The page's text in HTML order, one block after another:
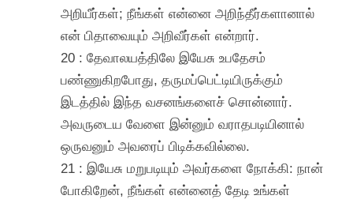
அறியீர்கள்; நீங்கள் என்னை அறிந்தீர்களானால்
என் பிதாவையும் அறிவீர்கள் என்றார்.
20 : தேவாலயத்திலே இயேசு உபதேசம்
பண்ணுகிறபோது, தருமப்பெட்டியிருக்கும்
இடத்தில் இந்த வசனங்களைச் சொன்னார்.
அவருடைய வேளை இன்னும் வராதபடியினால்
ஒருவனும் அவரைப் பிடிக்கவில்லை.
21 : இயேசு மறுபடியும் அவர்களை நோக்கி: நான்
போகிறேன், நீங்கள் என்னைத் தேடி உங்கள்